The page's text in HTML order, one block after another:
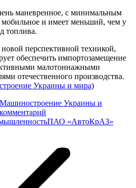
маневренное, с минимальным
и имеет меньший, чем у
топлива.
перспективной техникой,
обеспечить импортозамещение
малотоннажными
отечественного производства.
Украины и мира)
Машиностроение Украины и
ПАО «АвтоКрАЗ»